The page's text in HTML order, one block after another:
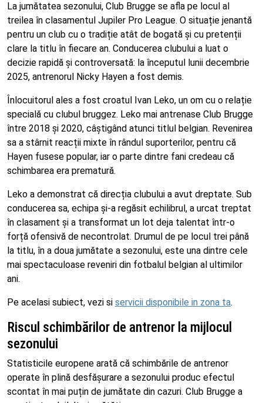
La jumătatea sezonului, Club Brugge se afla pe locul al
treilea în clasamentul Jupiler Pro League. O situație jenantă
pentru un club cu o tradiție atât de bogată și cu pretenții
clare la titlu în fiecare an. Conducerea clubului a luat o
decizie rapidă și controversată: la începutul lunii decembrie
2025, antrenorul Nicky Hayen a fost demis.
Înlocuitorul ales a fost croatul Ivan Leko, un om cu o relație
specială cu clubul bruggez. Leko mai antrenase Club Brugge
între 2018 și 2020, câștigând atunci titlul belgian. Revenirea
sa a stârnit reacții mixte în rândul suporterilor, pentru că
Hayen fusese popular, iar o parte dintre fani credeau că
schimbarea era prematură.
Leko a demonstrat că direcția clubului a avut dreptate. Sub
conducerea sa, echipa și-a regăsit echilibrul, a urcat treptat
în clasament și a transformat un lot deja talentat într-o
forță ofensivă de necontrolat. Drumul de pe locul trei până
la titlu, în a doua jumătate a sezonului, este una dintre cele
mai spectaculoase reveniri din fotbalul belgian al ultimilor
ani.
Pe acelasi subiect, vezi si servicii disponibile in zona ta.
Riscul schimbărilor de antrenor la mijlocul
sezonului
Statisticile europene arată că schimbările de antrenor
operate în plină desfășurare a sezonului produc efectul
scontat în mai puțin de jumătate din cazuri. Club Brugge a